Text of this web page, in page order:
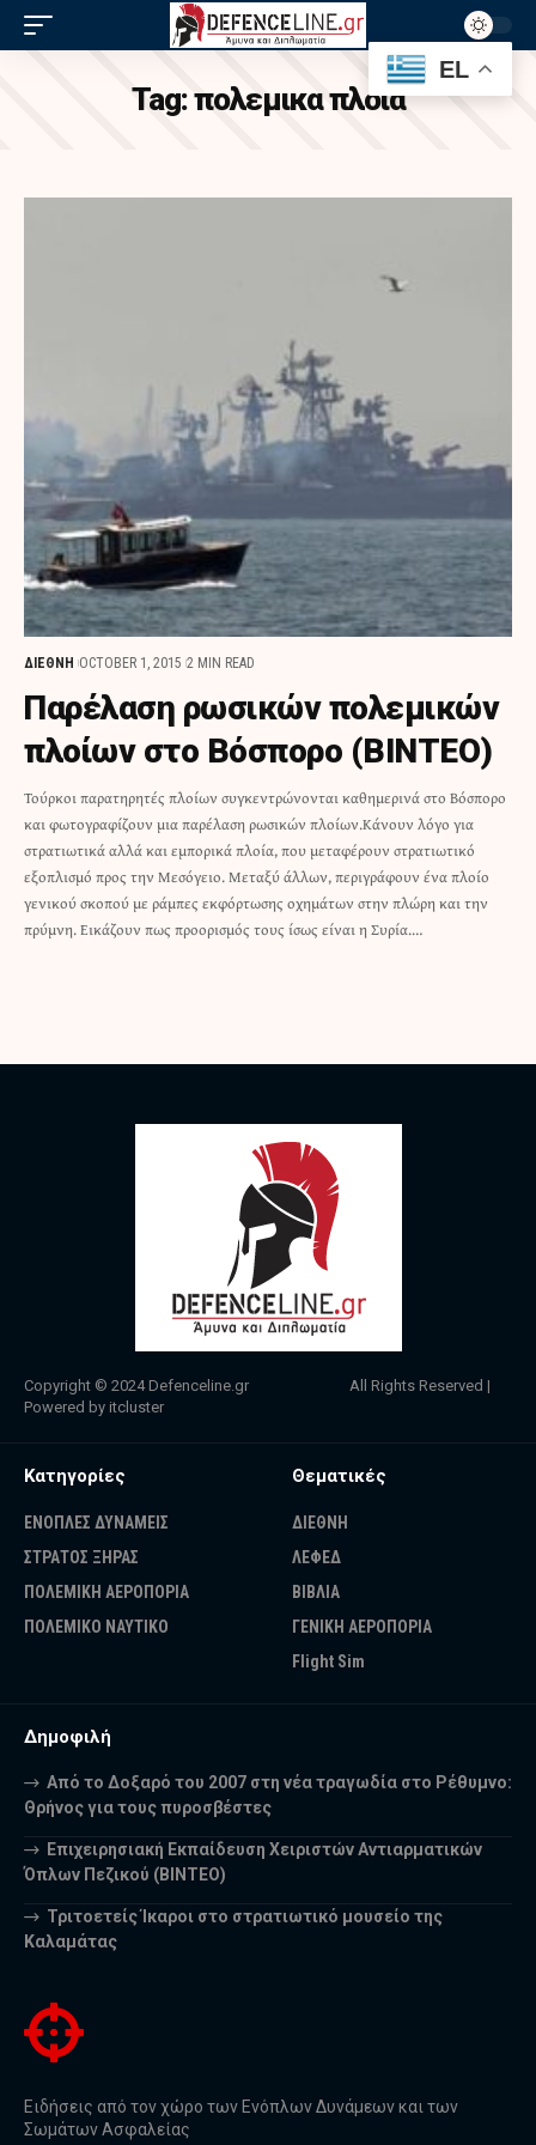
Tag:πολεμικα πλοια
ΔΙΕΘΝΗ OCTOBER 1, 2015 2 MIN READ
Παρέλαση ρωσικών πολεμικών
πλοίων στο Βόσπορο (BINTEO)
Τούρκοι παρατηρητές πλοίων συγκεντρώνονται καθημερινά στο Βόσπορο
και φωτογραφίζουν μια παρέλαση ρωσικών πλοίων.Κάνουν λόγο για
στρατιωτικά αλλά και εμπορικά πλοία, που μεταφέρουν στρατιωτικό
εξοπλισμό προς την Μεσόγειο. Μεταξύ άλλων, περιγράφουν ένα πλοίο
γενικού σκοπού με ράμπες εκφόρτωσης οχημάτων στην πλώρη και την
πρύμνη. Εικάζουν πως προορισμός τους ίσως είναι η Συρία.…
Copyright © 2024 Defenceline.gr All Rights Reserved |
Powered by itcluster
Κατηγορίες
ΕΝΟΠΛΕΣ ΔΥΝΑΜΕΙΣ
ΣΤΡΑΤΟΣ ΞΗΡΑΣ
ΠΟΛΕΜΙΚΗ ΑΕΡΟΠΟΡΙΑ
ΠΟΛΕΜΙΚΟ ΝΑΥΤΙΚΟ
Θεματικές
ΔΙΕΘΝΗ
ΛΕΦΕΔ
ΒΙΒΛΙΑ
ΓΕΝΙΚΗ ΑΕΡΟΠΟΡΙΑ
Flight Sim
Δημοφιλή
Από το Δοξαρό του 2007 στη νέα τραγωδία στο Ρέθυμνο:
Θρήνος για τους πυροσβέστες
Επιχειρησιακή Εκπαίδευση Χειριστών Αντιαρματικών
Όπλων Πεζικού (ΒΙΝΤΕΟ)
Τριτοετείς Ίκαροι στο στρατιωτικό μουσείο της
Καλαμάτας
Ειδήσεις από τον χώρο των Ενόπλων Δυνάμεων και των
Σωμάτων Ασφαλείας
EL